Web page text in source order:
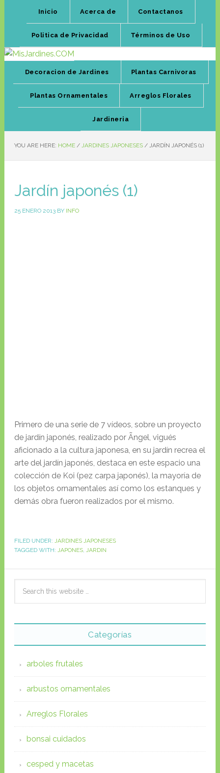
Inicio Acerca de Contactanos
Politica de Privacidad Términos de Uso
Decoracion de Jardines Plantas Carnivoras
Plantas Ornamentales Arreglos Florales
Jardineria
YOU ARE HERE: HOME / JARDINES JAPONESES /JARDÍN JAPONÉS (1)
Jardín japonés (1)
25 ENERO 2013BY INFO
Primero de una serie de 7 vídeos, sobre un proyecto
de jardín japonés, realizado por Ãngel, vigués
aficionado a la cultura japonesa, en su jardín recrea el
arte del jardín japonés, destaca en este espacio una
colección de Koi (pez carpa japonés), la mayoría de
los objetos ornamentales así como los estanques y
demás obra fueron realizados por el mismo.
FILED UNDER: JARDINES JAPONESES
TAGGED WITH: JAPONES, JARDIN
Categorías
arboles frutales
arbustos ornamentales
Arreglos Florales
bonsai cuidados
cesped y macetas